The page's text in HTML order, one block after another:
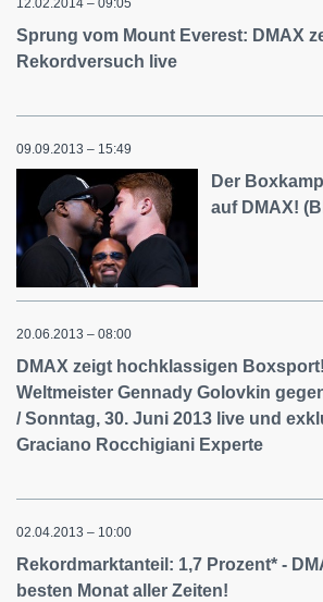
Sprung vom Mount Everest: DMAX
Rekordversuch live
09.09.2013 – 15:49
Der
auf DMAX!
20.06.2013 – 08:00
DMAX zeigt hochklassigen
Weltmeister Gennady Golovkin
/ Sonntag, 30. Juni 2013 live und
Graciano Rocchigiani Experte
02.04.2013 – 10:00
Rekordmarktanteil: 1,7 Prozent* -
besten Monat aller Zeiten!